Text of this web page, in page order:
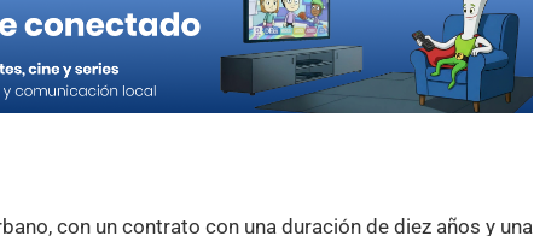
con un contrato con una duración de diez años y una